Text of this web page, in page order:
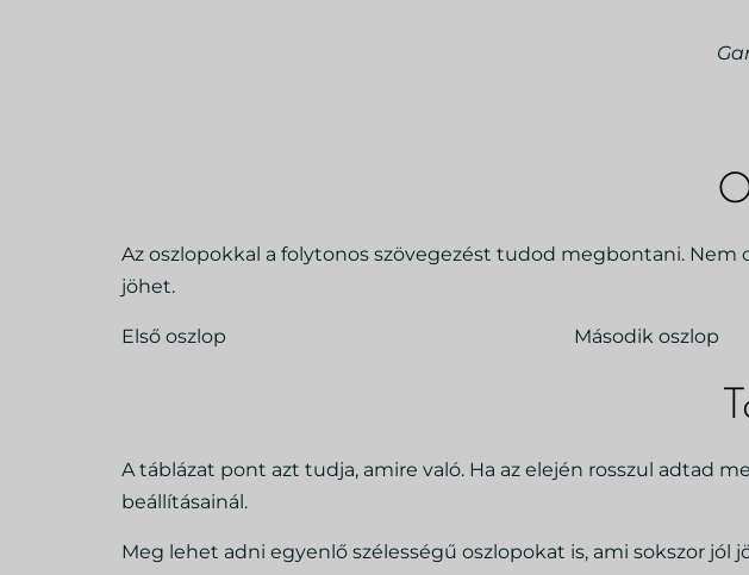
Az oszlopokkal a folytonos szövegezést tudod megbontani.
jöhet.
Első oszlop Második oszlop
A táblázat pont azt tudja, amire való. Ha az elején rosszul adtad
beállításainál.
Meg lehet adni egyenlő szélességű oszlopokat is, ami sokszor jól